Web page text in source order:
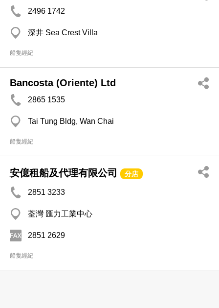
2496 1742
深井 Sea Crest Villa
船隻經紀
Bancosta (Oriente) Ltd
2865 1535
Tai Tung Bldg, Wan Chai
船隻經紀
安億租船及代理有限公司 分店
2851 3233
荃灣 匯力工業中心
2851 2629
船隻經紀